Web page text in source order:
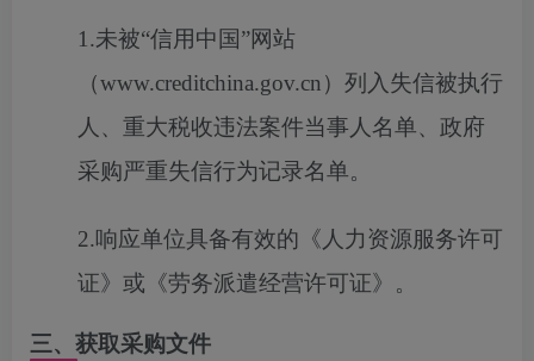
1.未被“信用中国”网站
（www.creditchina.gov.cn）列入失信被执行
人、重大税收违法案件当事人名单、政府
采购严重失信行为记录名单。
2.响应单位具备有效的《人力资源服务许可
证》或《劳务派遣经营许可证》。
三、获取采购文件